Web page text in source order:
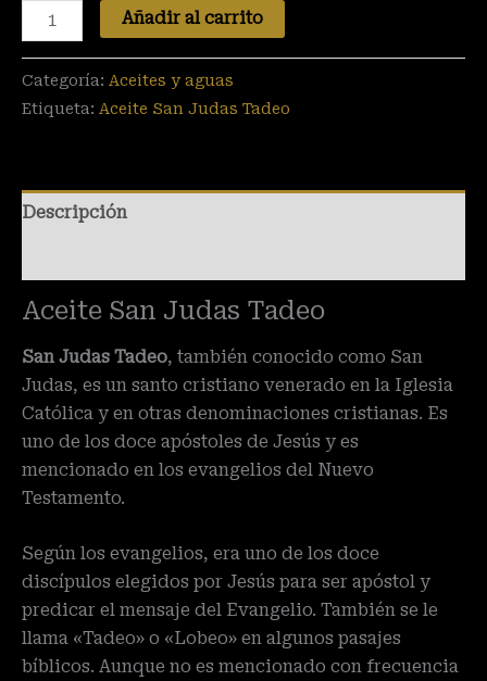
Añadir al carrito
Categoría: Aceites y aguas
Etiqueta: Aceite San Judas Tadeo
Descripción
Aceite San Judas Tadeo
San Judas Tadeo, también conocido como San
Judas, es un santo cristiano venerado en la Iglesia
Católica y en otras denominaciones cristianas. Es
uno de los doce apóstoles de Jesús y es
mencionado en los evangelios del Nuevo
Testamento.
Según los evangelios, era uno de los doce
discípulos elegidos por Jesús para ser apóstol y
predicar el mensaje del Evangelio. También se le
llama «Tadeo» o «Lobeo» en algunos pasajes
bíblicos. Aunque no es mencionado con frecuencia